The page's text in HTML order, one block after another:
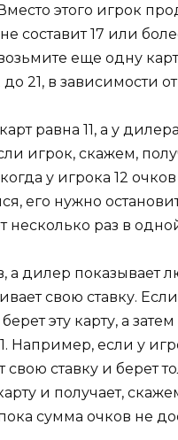
этого игрок
составит 17 или
еще одну
21, в зависимости
равна 11, а у
игрок, скажем,
у игрока 12
его нужно
несколько раз в
а дилер показывает
свою ставку.
эту карту, а
Например, если у
ставку и берет
и получает,
сумма очков не